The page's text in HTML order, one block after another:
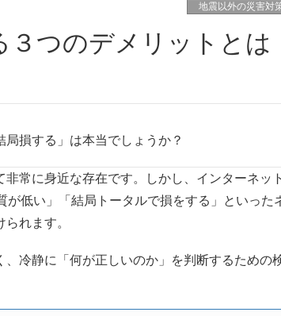
地震以外の災害対
３つのデメリットとは
損する」は本当でしょうか？
常に身近な存在です。しかし、インターネット
低い」「結局トータルで損をする」といった
れます。
冷静に「何が正しいのか」を判断するための